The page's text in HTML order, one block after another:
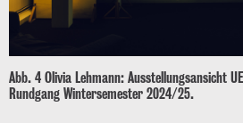
Abb. 4 Olivia Lehmann: Ausstellungsansicht
Rundgang Wintersemester 2024/25.